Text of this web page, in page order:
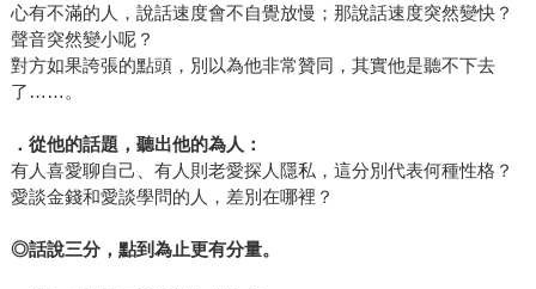
心有不滿的人，說話速度會不自覺放慢；那說話速度突然變快？
聲音突然變小呢？
對方如果誇張的點頭，別以為他非常贊同，其實他是聽不下去
了……。
．從他的話題，聽出他的為人：
有人喜愛聊自己、有人則老愛探人隱私，這分別代表何種性格？
愛談金錢和愛談學問的人，差別在哪裡？
◎話說三分，點到為止更有分量。